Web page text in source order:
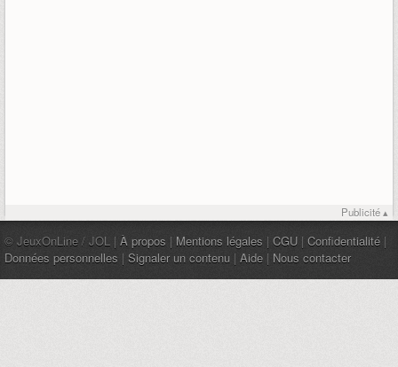
Publicité ▴
© JeuxOnLine / JOL | À propos | Mentions légales | CGU | Confidentialité |
Données personnelles | Signaler un contenu | Aide | Nous contacter